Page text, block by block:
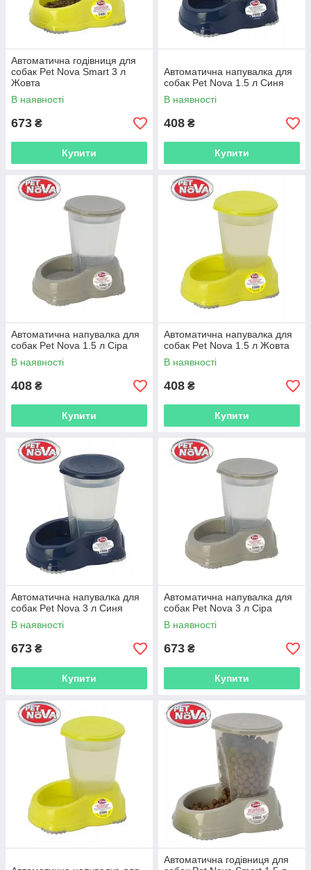
Автоматична годівниця для
собак Pet Nova Smart 3 л
Жовта
В наявності
673 ₴
Купити
Автоматична напувалка для
собак Pet Nova 1.5 л Синя
В наявності
408 ₴
Купити
Автоматична напувалка для
собак Pet Nova 1.5 л Сіра
В наявності
408 ₴
Купити
Автоматична напувалка для
собак Pet Nova 1.5 л Жовта
В наявності
408 ₴
Купити
Автоматична напувалка для
собак Pet Nova 3 л Синя
В наявності
673 ₴
Купити
Автоматична напувалка для
собак Pet Nova 3 л Сіра
В наявності
673 ₴
Купити
Автоматична годівниця для